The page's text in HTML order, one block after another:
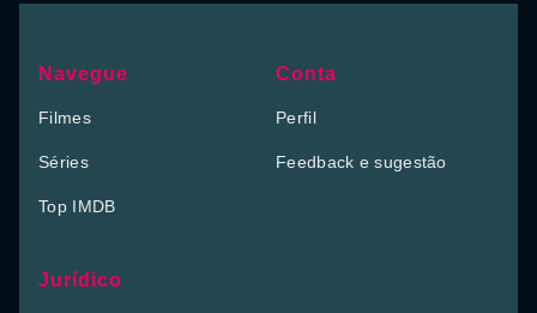
Navegue
Filmes
Séries
Top IMDB
Conta
Perfil
Feedback e sugestão
Jurídico